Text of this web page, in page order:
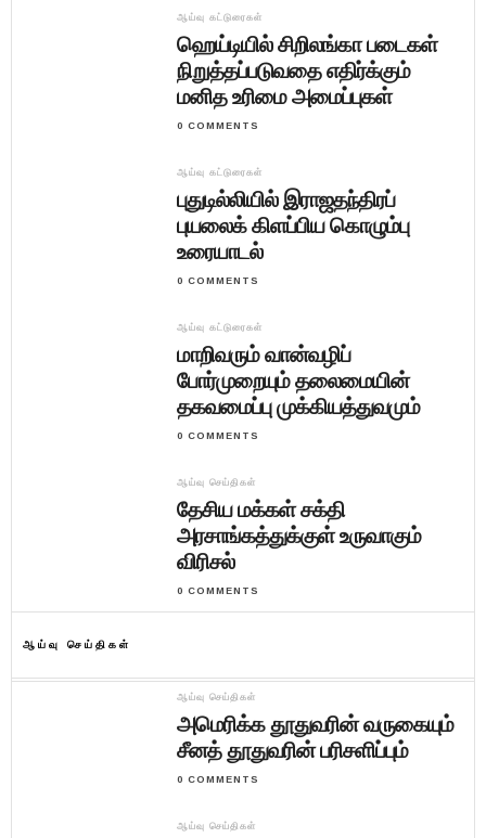
ஆய்வு கட்டுரைகள்
ஹெய்டியில் சிறிலங்கா படைகள்
நிறுத்தப்படுவதை எதிர்க்கும்
மனித உரிமை அமைப்புகள்
0 COMMENTS
ஆய்வு கட்டுரைகள்
புதுடில்லியில் இராஜதந்திரப்
புயலைக் கிளப்பிய கொழும்பு
உரையாடல்
0 COMMENTS
ஆய்வு கட்டுரைகள்
மாறிவரும் வான்வழிப்
போர்முறையும் தலைமையின்
தகவமைப்பு முக்கியத்துவமும்
0 COMMENTS
ஆய்வு செய்திகள்
தேசிய மக்கள் சக்தி
அரசாங்கத்துக்குள் உருவாகும்
விரிசல்
0 COMMENTS
ஆய்வு செய்திகள்
ஆய்வு செய்திகள்
அமெரிக்க தூதுவரின் வருகையும்
சீனத் தூதுவரின் பரிசளிப்பும்
0 COMMENTS
ஆய்வு செய்திகள்